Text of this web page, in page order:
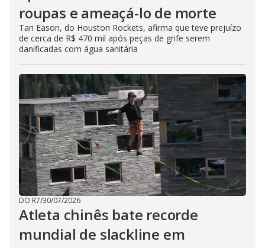
roupas e ameaçá-lo de morte
Tari Eason, do Houston Rockets, afirma que teve prejuízo
de cerca de R$ 470 mil após peças de grife serem
danificadas com água sanitária
DO R7/30/07/2026
Atleta chinês bate recorde
mundial de slackline em